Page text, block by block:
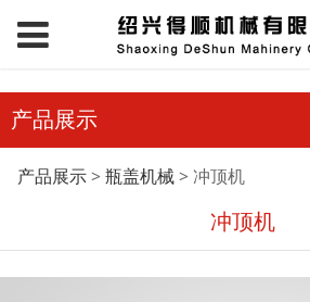
产品展示
冲顶机
产品展示> 瓶盖机械> 冲顶机
冲顶机